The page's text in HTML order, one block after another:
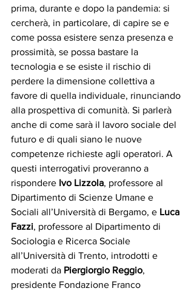
prima, durante e dopo la pandemia: si
cercherà, in particolare, di capire se e
come possa esistere senza presenza e
prossimità, se possa bastare la
tecnologia e se esiste il rischio di
perdere la dimensione collettiva a
favore di quella individuale, rinunciando
alla prospettiva di comunità. Si parlerà
anche di come sarà il lavoro sociale del
futuro e di quali siano le nuove
competenze richieste agli operatori. A
questi interrogativi proveranno a
rispondere Ivo Lizzola, professore al
Dipartimento di Scienze Umane e
Sociali all’Università di Bergamo, e Luca
Fazzi, professore al Dipartimento di
Sociologia e Ricerca Sociale
all’Università di Trento, introdotti e
moderati da Piergiorgio Reggio,
presidente Fondazione Franco